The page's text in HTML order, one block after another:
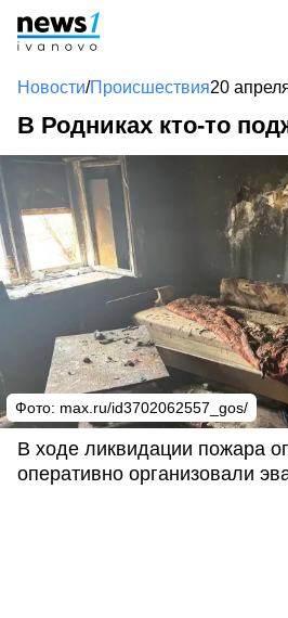
Новости/Происшествия20
В Родниках кто-то
Фото: max.ru/id3702062557_gos/
В ходе ликвидации пожара
оперативно организовали